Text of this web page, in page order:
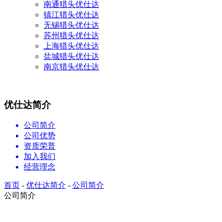
南通猎头优仕达
镇江猎头优仕达
无锡猎头优仕达
苏州猎头优仕达
上海猎头优仕达
盐城猎头优仕达
南京猎头优仕达
优仕达简介
公司简介
公司优势
资质荣普
加入我们
经营理念
首页 - 优仕达简介 - 公司简介
公司简介